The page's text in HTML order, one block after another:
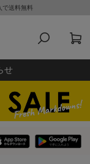
で送料無料
せ